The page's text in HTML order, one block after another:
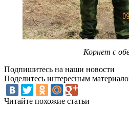
Корнет с
Подпишитесь на наши новости
Поделитесь интересным
Читайте похожие статьи